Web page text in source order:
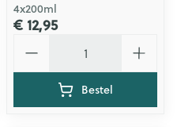
4x200ml
€ 12,95
Bestel